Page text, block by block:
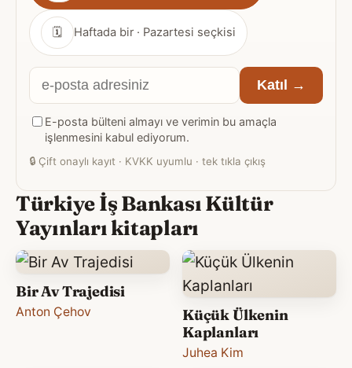
🗓 Haftada bir · Pazartesi seçkisi
E-
posta
adresiniz
Katıl →
E-posta bülteni almayı ve verimin bu amaçla
işlenmesini kabul ediyorum.
🔒 Çift onaylı kayıt · KVKK uyumlu · tek tıkla çıkış
Türkiye İş Bankası Kültür
Yayınları kitapları
Bir Av Trajedisi
Anton Çehov
Küçük Ülkenin
Kaplanları
Juhea Kim